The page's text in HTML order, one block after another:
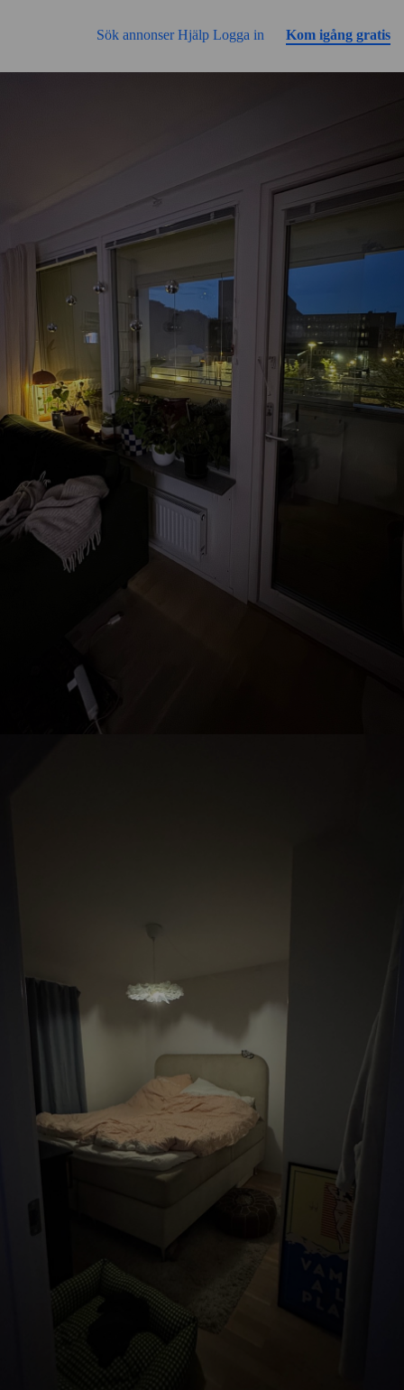
Sök annonserHjälp Logga in Kom igång gratis